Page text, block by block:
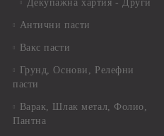
Декупажна хартия - Други
Антични пасти
Вакс пасти
Грунд, Основи, Релефни
пасти
Варак, Шлак метал, Фолио,
Пантна